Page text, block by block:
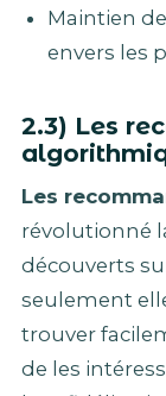
Maintien
envers les
2.3) Les
Les
révolutionné
découverts
seulement
trouver
de les